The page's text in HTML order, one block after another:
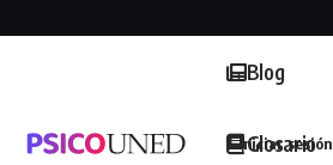
Blog
Glosario
Iniciar sesión